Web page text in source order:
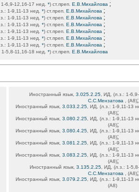
1-6,9-12,16-17 нед. *) ст.преп. Е.В.Михайлова ;
1-9,11-13 нед. *) ст.преп. Е.В.Михайлова ;
1-9,11-13 нед. *) ст.преп. Е.В.Михайлова ;
1-9,11-13 нед. *) ст.преп. Е.В.Михайлова ;
1-9,11-13 нед. *) ст.преп. Е.В.Михайлова ;
1-9,11-13 нед. *) ст.преп. Е.В.Михайлова ;
1-9,11-13 нед. *) ст.преп. Е.В.Михайлова ;
5,8-11,16-18 нед. *) ст.преп. Е.В.Михайлова
Иностранный язык, 3.025.2.25 , ИД, (л.з.: 1-
С.С.Мензатова , (А8);
Иностранный язык, 3.033.2.25, ИД, (л.з.: 1-9,11-13
(А8);
Иностранный язык, 3.080.2.25, ИД, (л.з.: 1-9,11-13
(А8);
Иностранный язык, 3.080.4.25, ИД, (л.з.: 1-9,11-13
(А8);
Иностранный язык, 3.081.2.25, ИД, (л.з.: 1-9,11-13
(А8);
Иностранный язык, 3.083.2.25, ИД, (л.з.: 1-9,11-13
(А8);
Иностранный язык, 3.135.2.25, ИД, (л.з.: 1-
С.С.Мензатова , (А8);
Иностранный язык, 3.079.2.25, ИД, (л.з.: 1-9,11-13
(А8)